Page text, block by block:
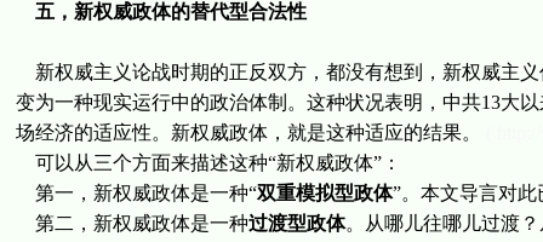
五，新权威政体的替代型合法性
新权威主义论战时期的正反双方，都没有想到，新权威主
变为一种现实运行中的政治体制。这种状况表明，中共13大
场经济的适应性。新权威政体，就是这种适应的结果。
可以从三个方面来描述这种“新权威政体”：
第一，新权威政体是一种“双重模拟型政体”。本文导言对
第二，新权威政体是一种过渡型政体。从哪儿往哪儿过渡